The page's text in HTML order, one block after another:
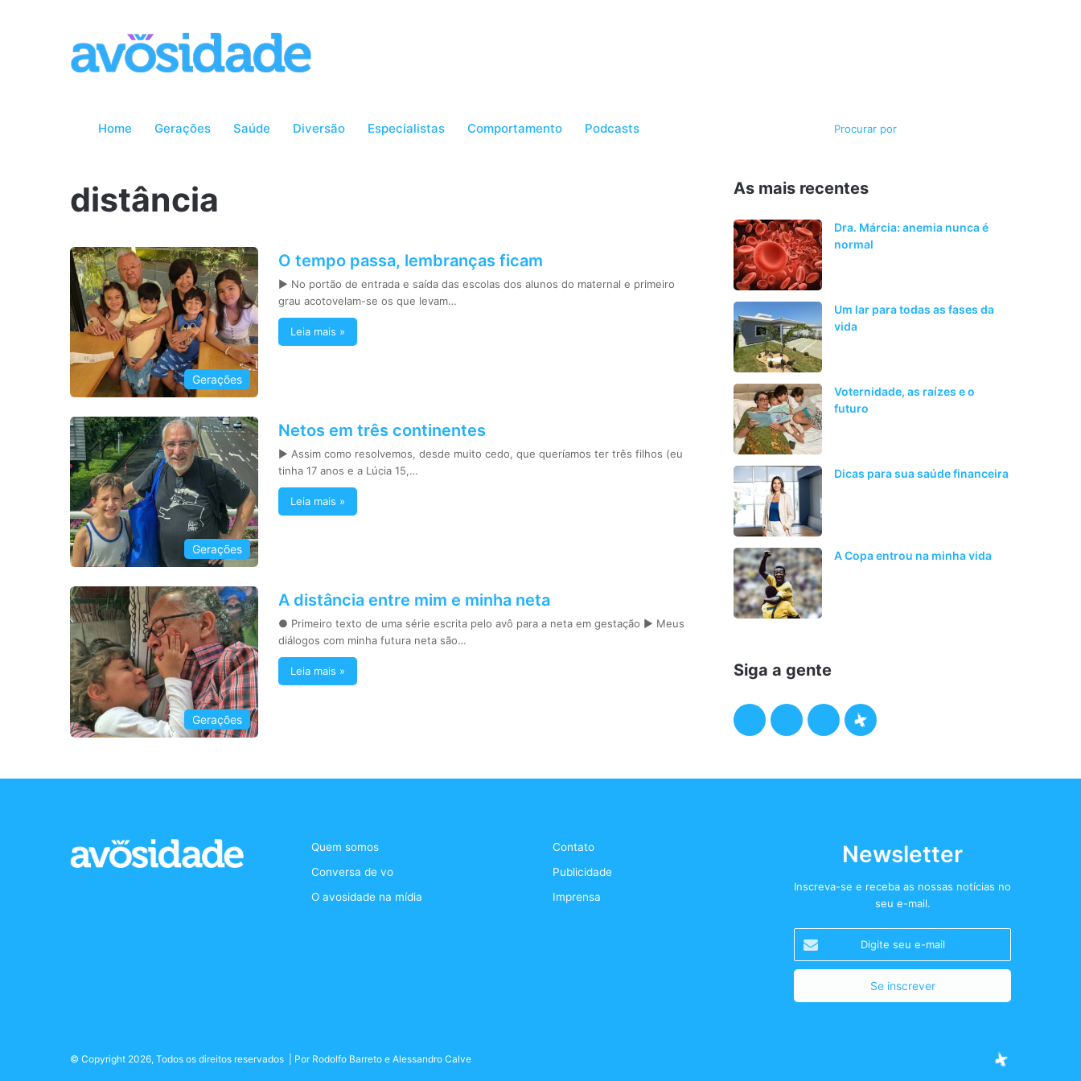
Home Gerações Saúde Diversão Especialistas Comportamento Podcasts Switch
distância
Gerações
O tempo passa, lembranças ficam
► No portão de entrada e saída das escolas dos alunos do maternal e primeiro
grau acotovelam-se os que levam…
Leia mais »
Gerações
Netos em três continentes
► Assim como resolvemos, desde muito cedo, que queríamos ter três filhos (eu
tinha 17 anos e a Lúcia 15,…
Leia mais »
Gerações
A distância entre mim e minha neta
● Primeiro texto de uma série escrita pelo avô para a neta em gestação ► Meus
diálogos com minha futura neta são…
Leia mais »
As mais recentes
Dra. Márcia: anemia nunca é
normal
Um lar para todas as fases da
vida
Voternidade, as raízes e o
futuro
Dicas para sua saúde financeira
A Copa entrou na minha vida
Siga a gente
F
c
T
i
e
s
g
d
a
t
+
Quem somos
Conversa de vo
O avosidade na mídia
Contato
Publicidade
Imprensa
Newsletter
Inscreva-se e receba as nossas notícias no
seu e-mail.
seu
e-
© Copyright 2026, Todos os direitos reservados | Por Rodolfo Barreto e Alessandro Calve Facebook
TwitterInstagram